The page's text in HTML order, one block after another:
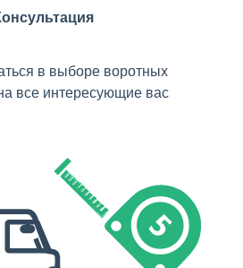
в выборе воротных
все интересующие вас